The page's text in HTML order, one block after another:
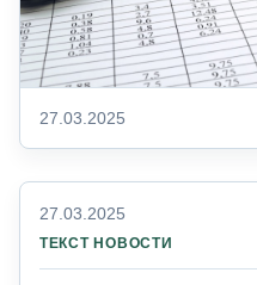
27.03.2025
27.03.2025
ТЕКСТ НОВОСТИ